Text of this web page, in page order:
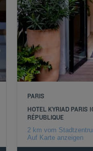
PARIS
HOTEL KYRIAD PARIS
RÉPUBLIQUE
2 km vom
Auf Karte anzeigen